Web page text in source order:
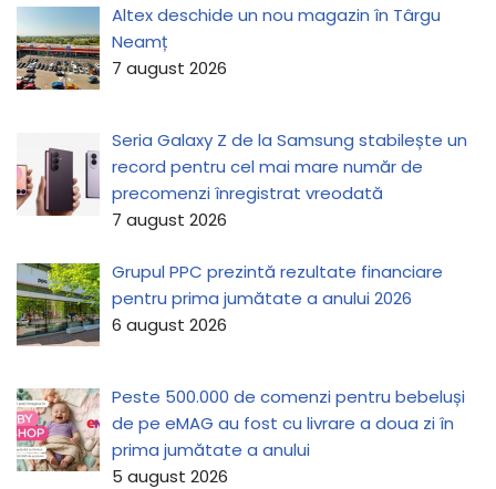
Altex deschide un nou magazin în Târgu
Neamț
7 august 2026
Seria Galaxy Z de la Samsung stabilește un
record pentru cel mai mare număr de
precomenzi înregistrat vreodată
7 august 2026
Grupul PPC prezintă rezultate financiare
pentru prima jumătate a anului 2026
6 august 2026
Peste 500.000 de comenzi pentru bebeluși
de pe eMAG au fost cu livrare a doua zi în
prima jumătate a anului
5 august 2026